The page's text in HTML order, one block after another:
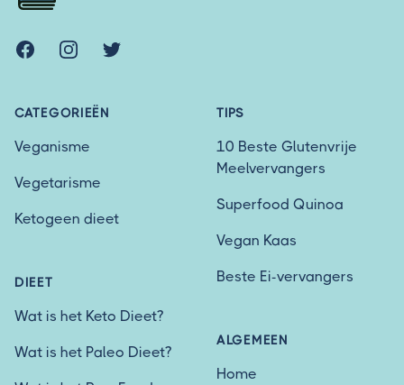
FacebookInstagramTwitter
CATEGORIEËN
Veganisme
Vegetarisme
Ketogeen dieet
DIEET
Wat is het Keto Dieet?
Wat is het Paleo Dieet?
TIPS
10 Beste Glutenvrije
Meelvervangers
Superfood Quinoa
Vegan Kaas
Beste Ei-vervangers
ALGEMEEN
Home